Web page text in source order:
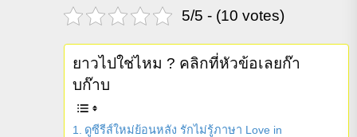
5/5 - (10 votes)
ยาวไปใช่ไหม ? คลิกที่หัวข้อเลยก๊า
บก๊าบ
ดูซีรีส์ใหม่ย้อนหลัง รักไม่รู้ภาษา Love in